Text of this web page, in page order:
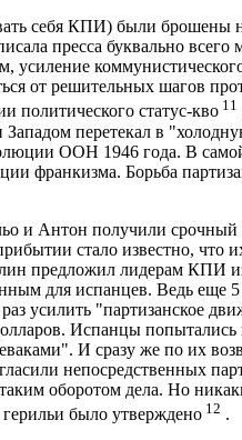
себя КПИ) были брошены
пресса буквально
от решительных шагов
политического статус-кво 11
перетекал в
ООН 1946 года. В
франкизма. Борьба
и Антон получили срочный
стало известно, что
предложил лидерам КПИ
для испанцев. Ведь еще 5
усилить "партизанское
Испанцы попытались
И сразу же по их
непосредственных
оборотом дела. Но
было утверждено 12 .